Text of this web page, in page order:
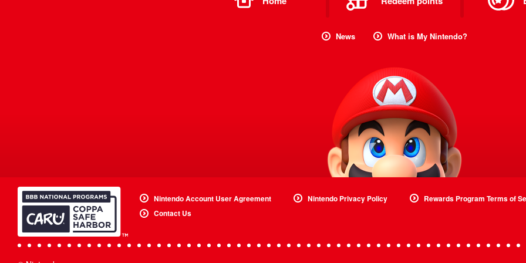
News What is My Nintendo?
Nintendo Account User Agreement Nintendo Privacy Policy Rewards Program Terms of
Contact Us